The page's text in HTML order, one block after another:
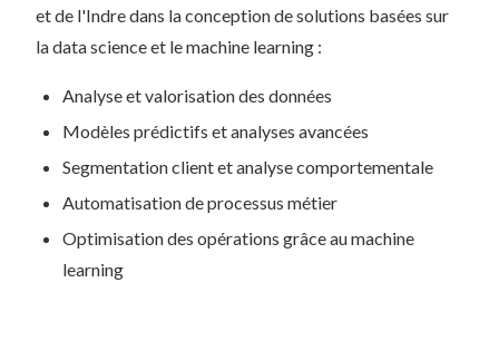
et de l'Indre dans la conception de solutions basées sur
la data science et le machine learning :
Analyse et valorisation des données
Modèles prédictifs et analyses avancées
Segmentation client et analyse comportementale
Automatisation de processus métier
Optimisation des opérations grâce au machine
learning